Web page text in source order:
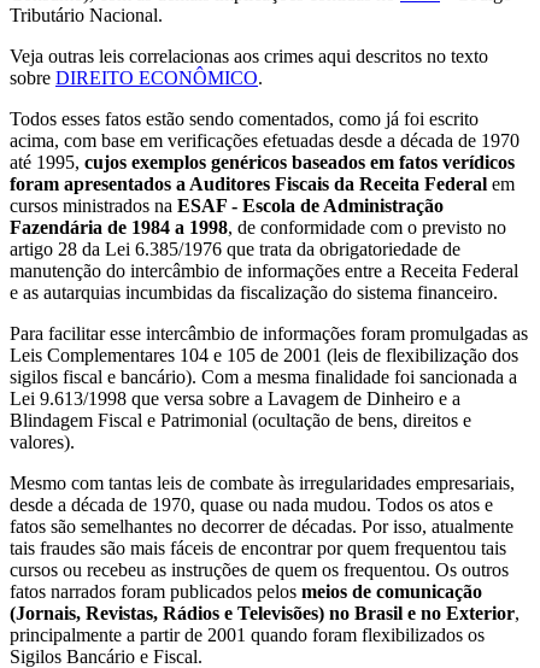
Tributário Nacional.
Veja outras leis correlacionas aos crimes aqui descritos no texto
sobre DIREITO ECONÔMICO.
Todos esses fatos estão sendo comentados, como já foi escrito
acima, com base em verificações efetuadas desde a década de 1970
até 1995, cujos exemplos genéricos baseados em fatos verídicos
foram apresentados a Auditores Fiscais da Receita Federal em
cursos ministrados na ESAF - Escola de Administração
Fazendária de 1984 a 1998, de conformidade com o previsto no
artigo 28 da Lei 6.385/1976 que trata da obrigatoriedade de
manutenção do intercâmbio de informações entre a Receita Federal
e as autarquias incumbidas da fiscalização do sistema financeiro.
Para facilitar esse intercâmbio de informações foram promulgadas as
Leis Complementares 104 e 105 de 2001 (leis de flexibilização dos
sigilos fiscal e bancário). Com a mesma finalidade foi sancionada a
Lei 9.613/1998 que versa sobre a Lavagem de Dinheiro e a
Blindagem Fiscal e Patrimonial (ocultação de bens, direitos e
valores).
Mesmo com tantas leis de combate às irregularidades empresariais,
desde a década de 1970, quase ou nada mudou. Todos os atos e
fatos são semelhantes no decorrer de décadas. Por isso, atualmente
tais fraudes são mais fáceis de encontrar por quem frequentou tais
cursos ou recebeu as instruções de quem os frequentou. Os outros
fatos narrados foram publicados pelos meios de comunicação
(Jornais, Revistas, Rádios e Televisões) no Brasil e no Exterior,
principalmente a partir de 2001 quando foram flexibilizados os
Sigilos Bancário e Fiscal.